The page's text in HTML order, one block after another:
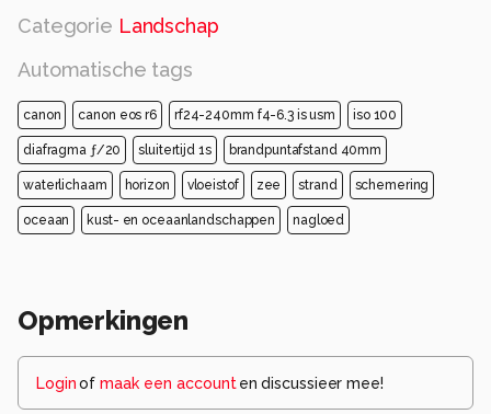
Categorie Landschap
Automatische tags
canon canon eos r6 rf24-240mm f4-6.3 is usm iso 100
diafragma ƒ/20 sluitertijd 1s brandpuntafstand 40mm
waterlichaam horizon vloeistof zee strand schemering
oceaan kust- en oceaanlandschappen nagloed
Opmerkingen
Loginof maak een account en discussieer mee!